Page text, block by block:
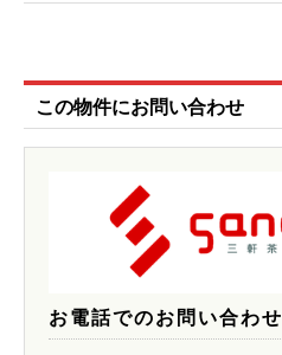
この物件にお問い合わせ
お電話でのお問い合わせ